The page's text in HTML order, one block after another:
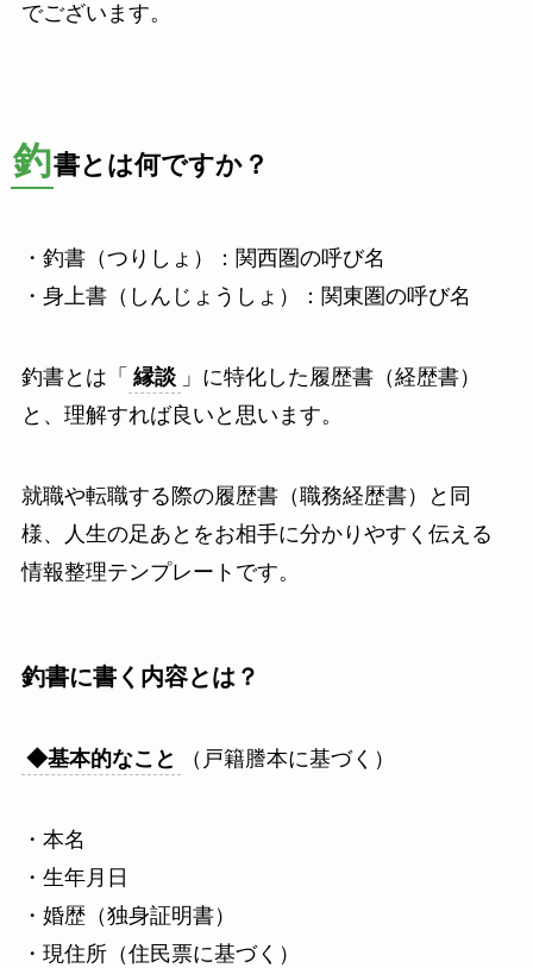
でございます。
釣書とは何ですか？
・釣書（つりしょ）：関西圏の呼び名
・身上書（しんじょうしょ）：関東圏の呼び名
釣書とは「 縁談 」に特化した履歴書（経歴書）
と、理解すれば良いと思います。
就職や転職する際の履歴書（職務経歴書）と同
様、人生の足あとをお相手に分かりやすく伝える
情報整理テンプレートです。
釣書に書く内容とは？
◆基本的なこと （戸籍謄本に基づく）
・本名
・生年月日
・婚歴（独身証明書）
・現住所（住民票に基づく）